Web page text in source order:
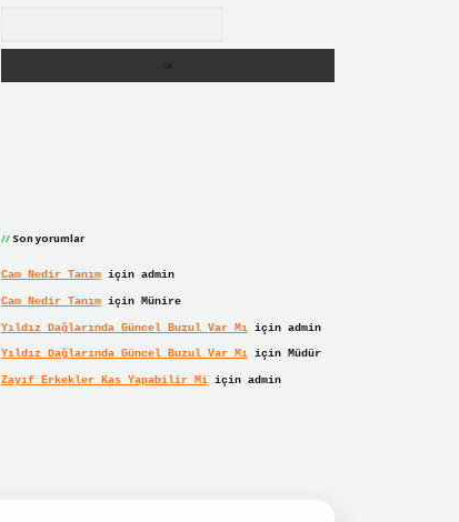
Son yorumlar
Cam Nedir Tanımiçin admin
Cam Nedir Tanımiçin Münire
Yıldız Dağlarında Güncel Buzul Var Mıiçin admin
Yıldız Dağlarında Güncel Buzul Var Mıiçin Müdür
Zayıf Erkekler Kas Yapabilir Miiçin admin